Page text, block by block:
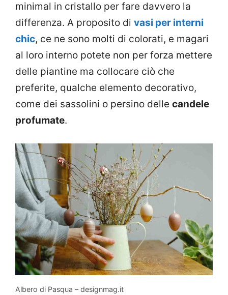
minimal in cristallo per fare davvero la
differenza. A proposito di vasi per interni
chic, ce ne sono molti di colorati, e magari
al loro interno potete non per forza mettere
delle piantine ma collocare ciò che
preferite, qualche elemento decorativo,
come dei sassolini o persino delle candele
profumate.
Albero di Pasqua – designmag.it